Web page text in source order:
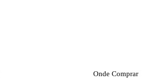
Onde Comprar